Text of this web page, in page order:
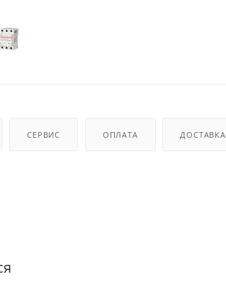
СЕРВИС ОПЛАТА ДОСТАВКА